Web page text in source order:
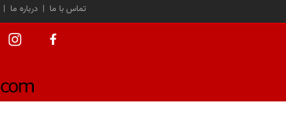
| درباره ما | تماس با ما